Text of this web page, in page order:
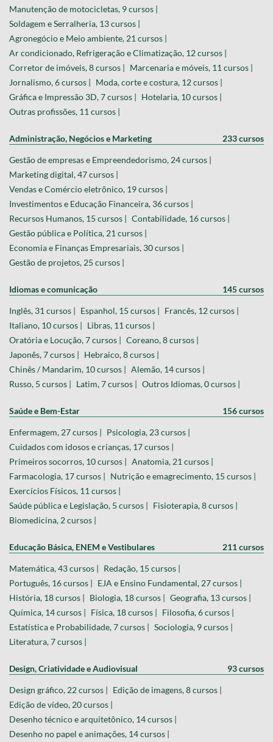
Manutenção de motocicletas, 9 cursos |
Soldagem e Serralheria, 13 cursos |
Agronegócio e Meio ambiente, 21 cursos |
Ar condicionado, Refrigeração e Climatização, 12 cursos |
Corretor de imóveis, 8 cursos | Marcenaria e móveis, 11 cursos |
Jornalismo, 6 cursos | Moda, corte e costura, 12 cursos |
Gráfica e Impressão 3D, 7 cursos | Hotelaria, 10 cursos |
Outras profissões, 11 cursos |
Administração, Negócios e Marketing 233 cursos
Gestão de empresas e Empreendedorismo, 24 cursos |
Marketing digital, 47 cursos |
Vendas e Comércio eletrônico, 19 cursos |
Investimentos e Educação Financeira, 36 cursos |
Recursos Humanos, 15 cursos | Contabilidade, 16 cursos |
Gestão pública e Política, 21 cursos |
Economia e Finanças Empresariais, 30 cursos |
Gestão de projetos, 25 cursos |
Idiomas e comunicação 145 cursos
Inglês, 31 cursos | Espanhol, 15 cursos | Francês, 12 cursos |
Italiano, 10 cursos | Libras, 11 cursos |
Oratória e Locução, 7 cursos | Coreano, 8 cursos |
Japonês, 7 cursos | Hebraico, 8 cursos |
Chinês / Mandarim, 10 cursos | Alemão, 14 cursos |
Russo, 5 cursos | Latim, 7 cursos | Outros Idiomas, 0 cursos |
Saúde e Bem-Estar 156 cursos
Enfermagem, 27 cursos | Psicologia, 23 cursos |
Cuidados com idosos e crianças, 17 cursos |
Primeiros socorros, 10 cursos | Anatomia, 21 cursos |
Farmacologia, 17 cursos | Nutrição e emagrecimento, 15 cursos |
Exercícios Físicos, 11 cursos |
Saúde pública e Legislação, 5 cursos | Fisioterapia, 8 cursos |
Biomedicina, 2 cursos |
Educação Básica, ENEM e Vestibulares 211 cursos
Matemática, 43 cursos | Redação, 15 cursos |
Português, 16 cursos | EJA e Ensino Fundamental, 27 cursos |
História, 18 cursos | Biologia, 18 cursos | Geografia, 13 cursos |
Química, 14 cursos | Física, 18 cursos | Filosofia, 6 cursos |
Estatística e Probabilidade, 7 cursos | Sociologia, 9 cursos |
Literatura, 7 cursos |
Design, Criatividade e Audiovisual 93 cursos
Design gráfico, 22 cursos | Edição de imagens, 8 cursos |
Edição de vídeo, 20 cursos |
Desenho técnico e arquitetônico, 14 cursos |
Desenho no papel e animações, 14 cursos |